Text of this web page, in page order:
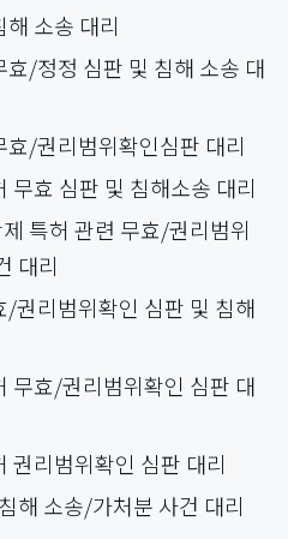
소송 대리
/정정 심판 및 침해 소송 대
/권리범위확인심판 대리
무효 심판 및 침해소송 대리
특허 관련 무효/권리범위
대리
권리범위확인 심판 및 침해
무효/권리범위확인 심판 대
권리범위확인 심판 대리
해 소송/가처분 사건 대리